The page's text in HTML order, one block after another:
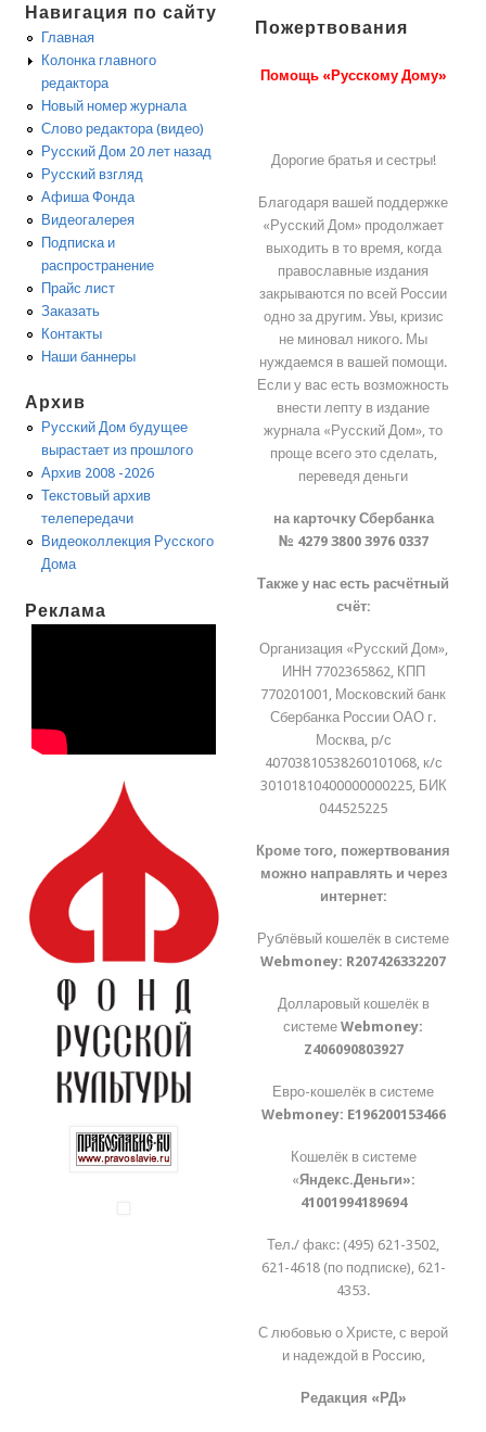
Навигация по сайту
Главная
Колонка главного
редактора
Новый номер журнала
Слово редактора (видео)
Русский Дом 20 лет назад
Русский взгляд
Афиша Фонда
Видеогалерея
Подписка и
распространение
Прайс лист
Заказать
Контакты
Наши баннеры
Архив
Русский Дом будущее
вырастает из прошлого
Архив 2008 -2026
Текстовый архив
телепередачи
Видеоколлекция Русского
Дома
Реклама
Пожертвования
Помощь «Русскому Дому»
Дорогие братья и сестры!
Благодаря вашей поддержке
«Русский Дом» продолжает
выходить в то время, когда
православные издания
закрываются по всей России
одно за другим. Увы, кризис
не миновал никого. Мы
нуждаемся в вашей помощи.
Если у вас есть возможность
внести лепту в издание
журнала «Русский Дом», то
проще всего это сделать,
переведя деньги
на карточку Сбербанка
№ 4279 3800 3976 0337
Также у нас есть расчётный
счёт:
Организация «Русский Дом»,
ИНН 7702365862, КПП
770201001, Московский банк
Сбербанка России ОАО г.
Москва, р/с
40703810538260101068, к/с
30101810400000000225, БИК
044525225
Кроме того, пожертвования
можно направлять и через
интернет:
Рублёвый кошелёк в системе
Webmoney: R207426332207
Долларовый кошелёк в
системеWebmoney:
Z406090803927
Евро-кошелёк в системе
Webmoney: E196200153466
Кошелёк в системе
«Яндекс.Деньги»:
41001994189694
Тел./ факс: (495) 621-3502,
621-4618 (по подписке), 621-
4353.
С любовью о Христе, с верой
и надеждой в Россию,
Редакция «РД»